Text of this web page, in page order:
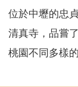
位於中壢的忠
清真寺，品嘗
桃園不同多樣